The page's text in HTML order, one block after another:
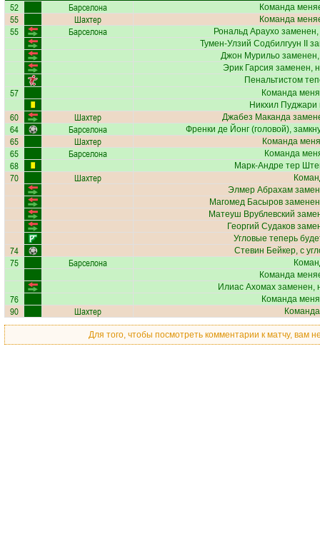
52 Барселона Команда
55 Шахтер Команда
55 Барселона Рональд Араухо
Тумен-Улзий Содбилгуун II
Джон Мурильо
Эрик Гарсия заменен,
Пенальтистом
57
Команда
Никхил Пуджари
60 Шахтер Джабез Маканда
64 Барселона Френки де Йонг(головой),
65 Шахтер Команда
65 Барселона Команда
68 Марк-Андре тер
70 Шахтер
Элмер Абрахам
Магомед Басыров
Матеуш Врублевский
Георгий Судаков
Угловые теперь
74 Стевин Бейкер, с
75 Барселона
Команда
Илиас Ахомах заменен,
76 Команда
90 Шахтер
Для того, чтобы посмотреть комментарии к матчу, вам